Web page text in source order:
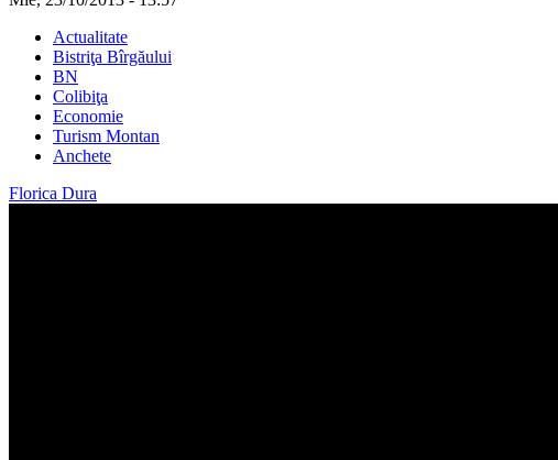
Actualitate
Bistriţa Bîrgăului
BN
Colibiţa
Economie
Turism Montan
Anchete
Florica Dura